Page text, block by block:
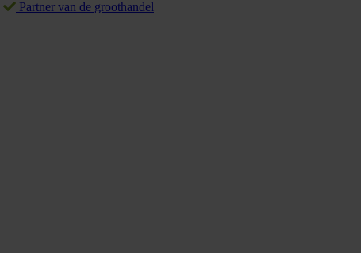
Partner van de groothandel